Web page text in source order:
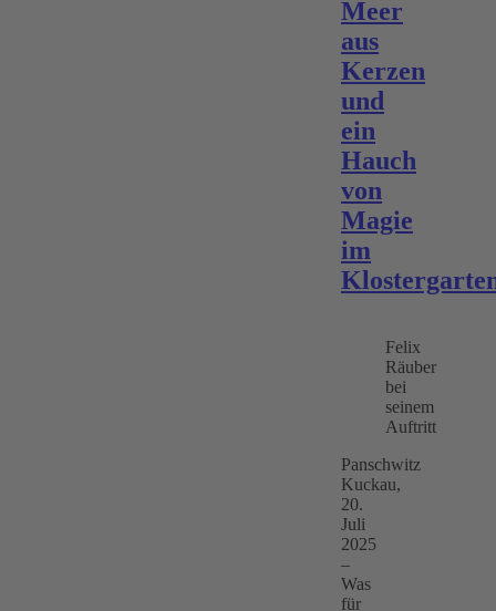
Meer
aus
Kerzen
und
ein
Hauch
von
Magie
im
Felix
Räuber
bei
seinem
Auftritt
Panschwitz
Kuckau,
20.
Juli
2025
–
Was
für